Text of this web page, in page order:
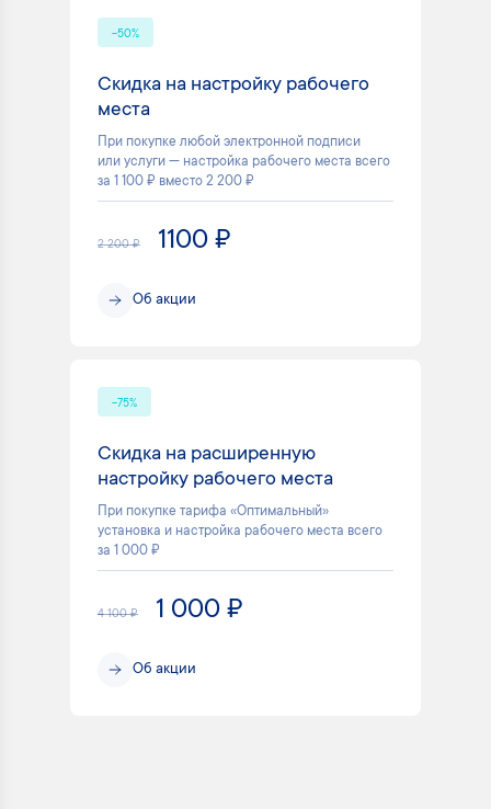
-50%
Скидка на настройку рабочего
места
При покупке любой электронной подписи
или услуги — настройка рабочего места всего
за 1 100 ₽ вместо 2 200 ₽
2 200 ₽ 1100 ₽
Об акции
-75%
Скидка на расширенную
настройку рабочего места
При покупке тарифа «Оптимальный»
установка и настройка рабочего места всего
за 1 000 ₽
4 100 ₽ 1 000 ₽
Об акции